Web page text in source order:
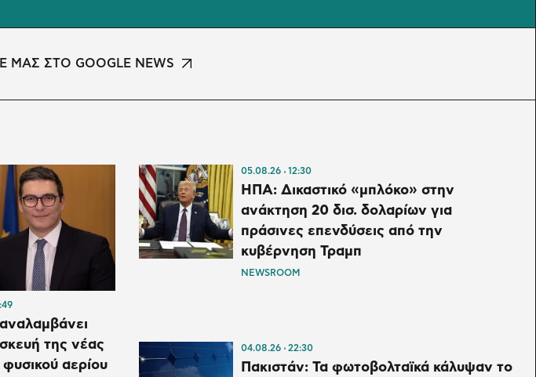
ΣΤΟ GOOGLE NEWS
της νέας
αερίου
05.08.26 12:30
ΗΠΑ: Δικαστικό «μπλόκο» στην
ανάκτηση 20 δισ. δολαρίων για
πράσινες επενδύσεις από την
κυβέρνηση Τραμπ
NEWSROOM
04.08.26 22:30
Πακιστάν: Τα φωτοβολταϊκά κάλυψαν το